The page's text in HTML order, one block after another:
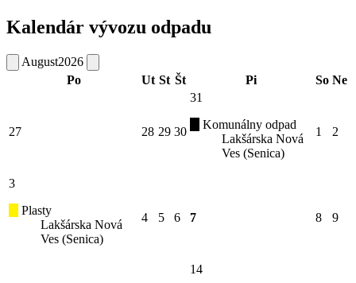
Kalendár vývozu odpadu
August2026
Po
Ut St Št Pi So Ne
27 28 29 30
31
Komunálny odpad
Lakšárska Nová
Ves (Senica)
1 2
3
Plasty
Lakšárska Nová
Ves (Senica)
4 5 6 7 8 9
14